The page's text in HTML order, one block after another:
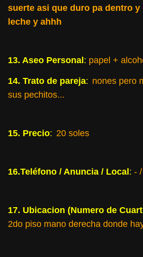
suerte asi que duro pa dentro y
leche y ahhh
13. Aseo Personal : papel +
14. Trato de pareja: nones pero
sus pechitos...
15. Precio: 20 soles
16.Teléfono / Anuncia / Local : -
17. Ubicacion (Numero de
2do piso mano derecha donde